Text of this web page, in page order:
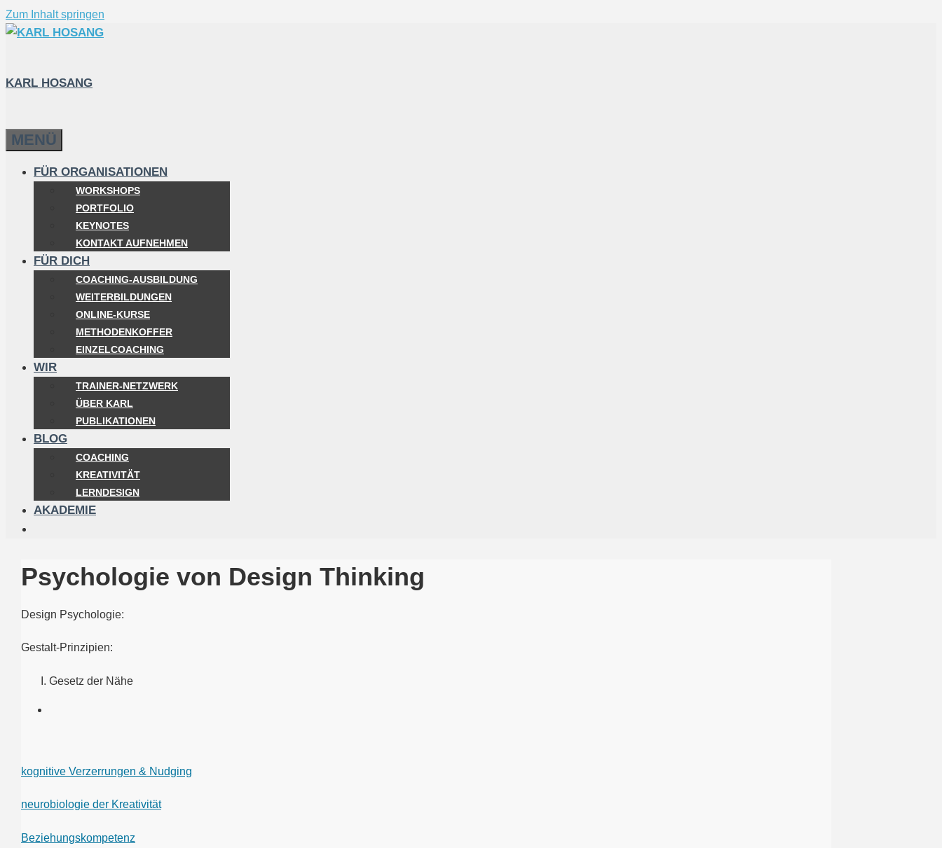
Zum Inhalt springen
KARL HOSANG
MENÜ
FÜR ORGANISATIONEN
WORKSHOPS
PORTFOLIO
KEYNOTES
KONTAKT AUFNEHMEN
FÜR DICH
COACHING-AUSBILDUNG
WEITERBILDUNGEN
ONLINE-KURSE
METHODENKOFFER
EINZELCOACHING
WIR
TRAINER-NETZWERK
ÜBER KARL
PUBLIKATIONEN
BLOG
COACHING
KREATIVITÄT
LERNDESIGN
AKADEMIE
Psychologie von Design Thinking
Design Psychologie:
Gestalt-Prinzipien:
Gesetz der Nähe
kognitive Verzerrungen & Nudging
neurobiologie der Kreativität
Beziehungskompetenz